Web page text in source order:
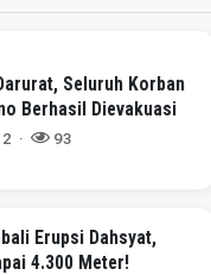
Seluruh Korban
Berhasil Dievakuasi
· 93
Erupsi Dahsyat,
4.300 Meter!